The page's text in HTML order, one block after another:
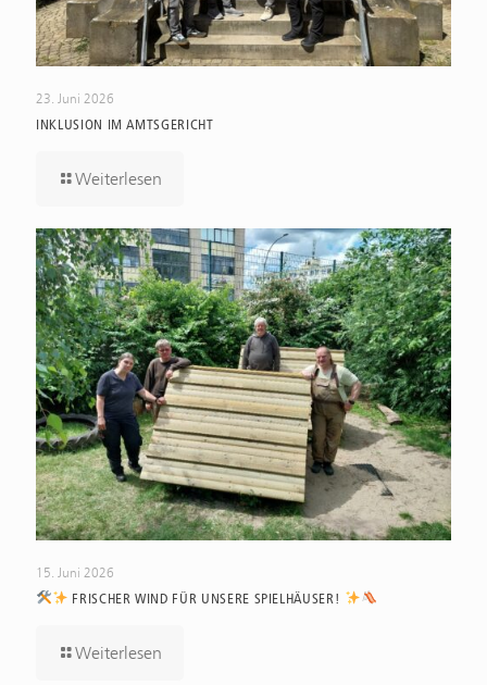
23. Juni 2026
INKLUSION IM AMTSGERICHT
Weiterlesen
15. Juni 2026
FRISCHER WIND FÜR UNSERE SPIELHÄUSER!
Weiterlesen